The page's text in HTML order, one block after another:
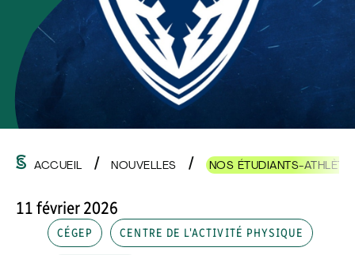
ACCUEIL NOUVELLES NOS ÉTUDIANTS-
11 février 2026
CÉGEP CENTRE DE L'ACTIVITÉ PHYSIQUE